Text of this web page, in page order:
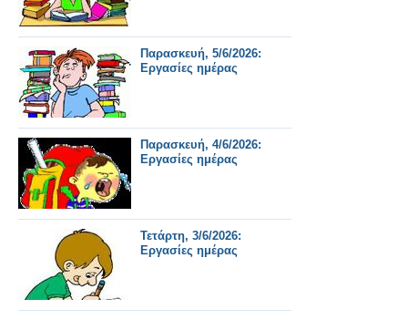
Παρασκευή, 5/6/2026:
Εργασίες ημέρας
Παρασκευή, 4/6/2026:
Εργασίες ημέρας
Τετάρτη, 3/6/2026:
Εργασίες ημέρας